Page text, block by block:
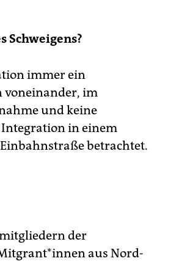
Schweigens?
immer ein
voneinander, im
und keine
in einem
betrachtet.
der
aus Nord-